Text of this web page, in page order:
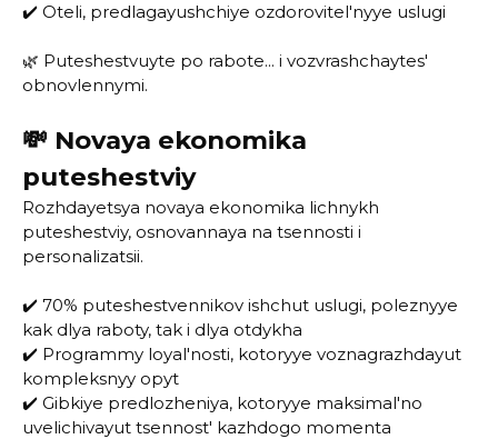
✔️ Oteli, predlagayushchiye ozdorovitel'nyye uslugi
🌿 Puteshestvuyte po rabote... i vozvrashchaytes'
obnovlennymi.
💸 Novaya ekonomika
puteshestviy
Rozhdayetsya novaya ekonomika lichnykh
puteshestviy, osnovannaya na tsennosti i
personalizatsii.
✔️ 70% puteshestvennikov ishchut uslugi, poleznyye
kak dlya raboty, tak i dlya otdykha
✔️ Programmy loyal'nosti, kotoryye voznagrazhdayut
kompleksnyy opyt
✔️ Gibkiye predlozheniya, kotoryye maksimal'no
uvelichivayut tsennost' kazhdogo momenta